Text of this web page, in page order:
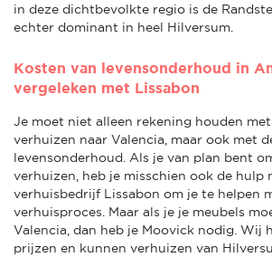
in deze dichtbevolkte regio is de
echter dominant in heel Hilversum.
Kosten van levensonderhoud in
vergeleken met Lissabon
Je moet niet alleen rekening houden
verhuizen naar Valencia, maar ook met
levensonderhoud. Als je van plan bent
verhuizen, heb je misschien ook de hulp
verhuisbedrijf Lissabon om je te helpen
verhuisproces. Maar als je je meubels
Valencia, dan heb je Moovick nodig. Wij
prijzen en kunnen verhuizen van